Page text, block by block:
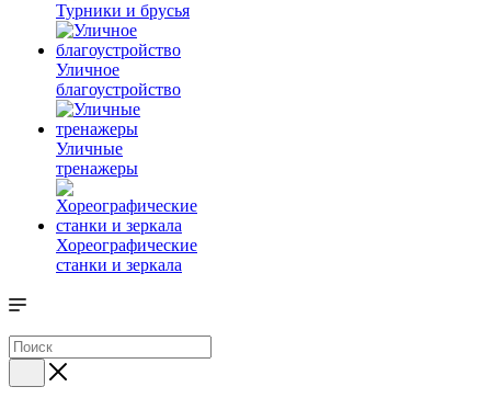
Турники и брусья
Уличное
благоустройство
Уличные
тренажеры
Хореографические
станки и зеркала